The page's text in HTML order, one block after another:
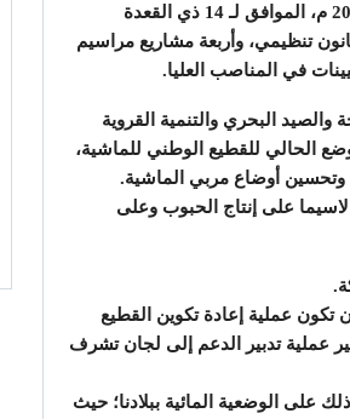
“ترأس صاحب الجلالة الملك محمد السادس، نصره الله، يومه الإثنين 12 ماي 2025 م، الموافق لـ 14 ذي القعدة
تنظيمي، وأربعة مشاريع مراسيم
في المناصب العليا.
البحري والتنمية القروية
الحالي للقطيع الوطني للماشية،
وتحسين أوضاع مربي الماشية.
لاسيما على إنتاج الحبوب وعلى
تكون عملية إعادة تكوين القطيع
عملية تدبير الدعم إلى لجان تشرف
على الوضعية المائية ببلادنا؛ حيث